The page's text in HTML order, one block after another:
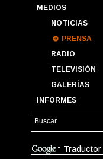
MEDIOS
NOTICIAS
PRENSA
RADIO
TELEVISIÓN
GALERÍAS
INFORMES
Traductor